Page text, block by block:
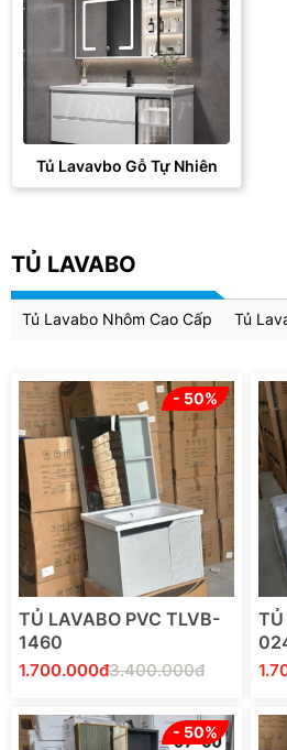
Tủ Lavavbo Gỗ Tự Nhiên
TỦ LAVABO
Tủ Lavabo Nhôm Cao Cấp Tủ
- 50%
TỦ LAVABO PVC TLVB-
1460
1.700.000đ3.400.000đ
TỦ
- 50%